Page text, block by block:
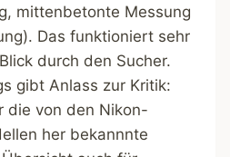
mittenbetonte Messung
Das funktioniert sehr
durch den Sucher.
gibt Anlass zur Kritik:
die von den Nikon-
her bekannnte